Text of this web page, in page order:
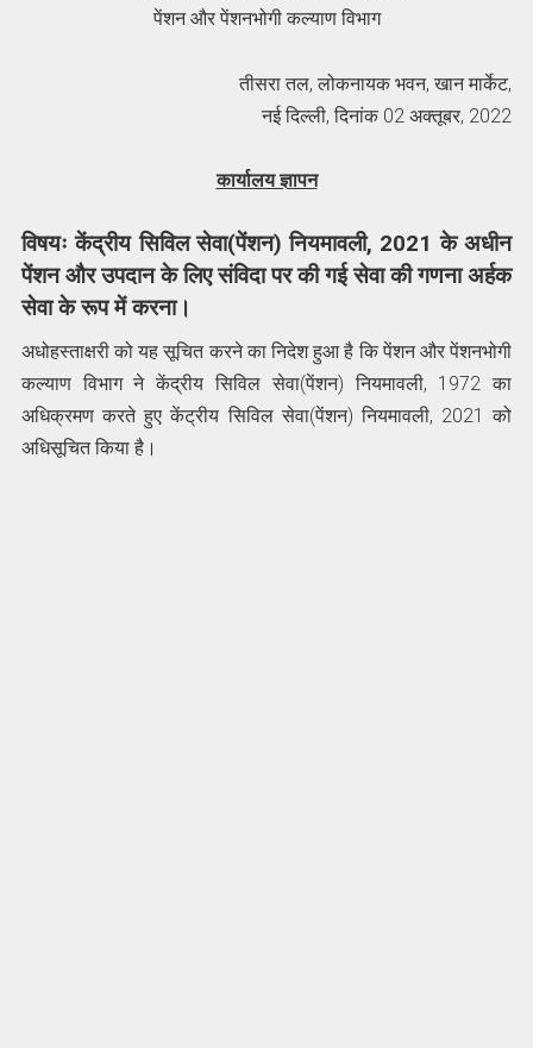
पेंशन और पेंशनभोगी कल्याण विभाग
तीसरा तल, लोकनायक भवन, खान मार्केट,
नई दिल्‍ली, दिनांक 02 अक्तूबर, 2022
कार्यालय ज्ञापन
विषयः केंद्रीय सिविल सेवा(पेंशन) नियमावली, 2021 के अधीन
पेंशन और उपदान के लिए संविदा पर की गई सेवा की गणना अर्हक
सेवा के रूप में करना।
अधोहस्ताक्षरी को यह सूचित करने का निदेश हुआ है कि पेंशन और पेंशनभोगी
कल्याण विभाग ने केंद्रीय सिविल सेवा(पेंशन) नियमावली, 1972 का
अधिक्रमण करते हुए केंट्रीय सिविल सेवा(पेंशन) नियमावली, 2021 को
अधिसूचित किया है।